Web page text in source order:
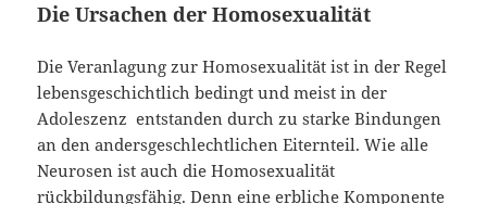
Die Ursachen der Homosexualität
Die Veranlagung zur Homosexualität ist in der Regel
lebensgeschichtlich bedingt und meist in der
Adoleszenz entstanden durch zu starke Bindungen
an den andersgeschlechtlichen Eiternteil. Wie alle
Neurosen ist auch die Homosexualität
rückbildungsfähig. Denn eine erbliche Komponente